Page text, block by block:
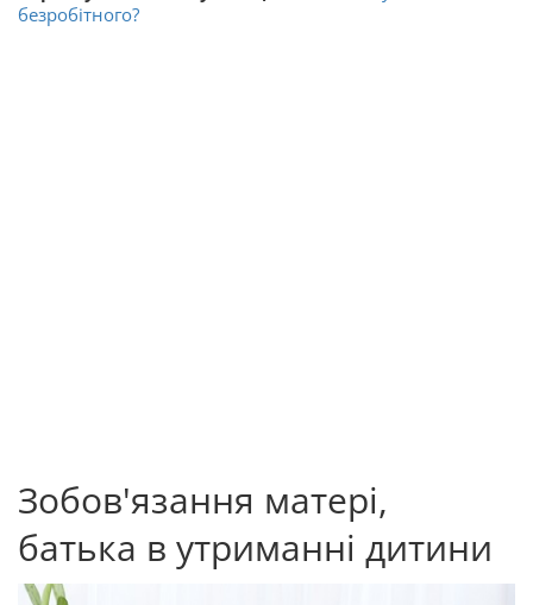
безробітного?
Зобов'язання матері,
батька в утриманні дитини